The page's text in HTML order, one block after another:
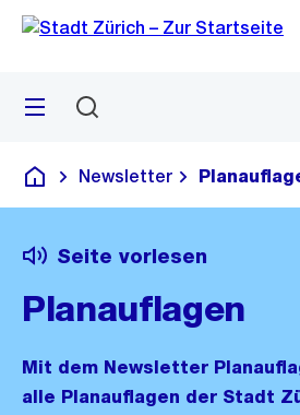
Navigation
Sprunglink
Menü
Deutsch
Newsletter
Seite vorlesen
Planauflagen
Mit dem Newsletter
alle Planauflagen der Stadt